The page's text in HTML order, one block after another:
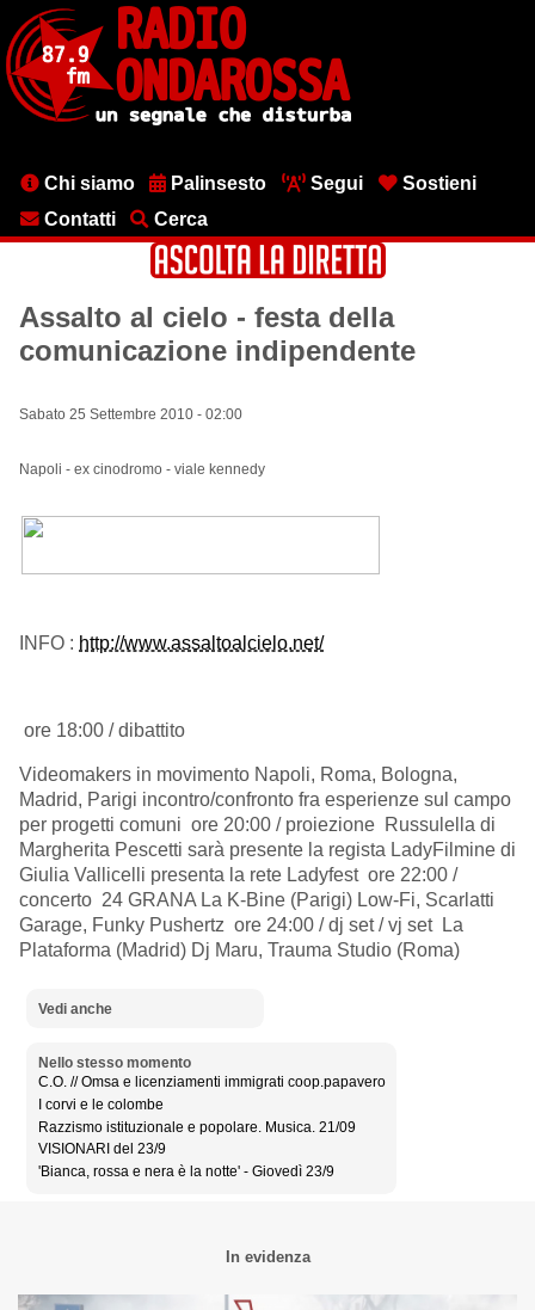
contenuto
principale
MenuChi siamo Palinsesto Segui
Sostieni
Contatti
Cerca
Assalto al cielo - festa della
comunicazione indipendente
Sabato 25 Settembre 2010 - 02:00
Napoli - ex cinodromo - viale kennedy
INFO : http://www.assaltoalcielo.net/
ore 18:00 / dibattito
Videomakers in movimento Napoli, Roma, Bologna,
Madrid, Parigi incontro/confronto fra esperienze sul campo
per progetti comuni ore 20:00 / proiezione Russulella di
Margherita Pescetti sarà presente la regista LadyFilmine di
Giulia Vallicelli presenta la rete Ladyfest ore 22:00 /
concerto 24 GRANA La K-Bine (Parigi) Low-Fi, Scarlatti
Garage, Funky Pushertz ore 24:00 / dj set / vj set La
Plataforma (Madrid) Dj Maru, Trauma Studio (Roma)
Vedi anche
Nello stesso momento
C.O. // Omsa e licenziamenti immigrati coop.papavero
I corvi e le colombe
Razzismo istituzionale e popolare. Musica. 21/09
VISIONARI del 23/9
'Bianca, rossa e nera è la notte' - Giovedì 23/9
In evidenza